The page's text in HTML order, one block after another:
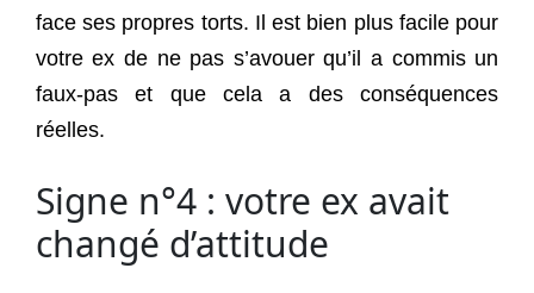
face ses propres torts. Il est bien plus facile pour
votre ex de ne pas s’avouer qu’il a commis un
faux-pas et que cela a des conséquences
réelles.
Signe n°4 : votre ex avait
changé d’attitude